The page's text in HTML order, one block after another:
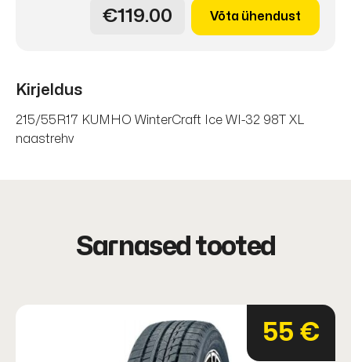
naastrehv
kogus
€119.00 Võta ühendust
Kirjeldus
215/55R17 KUMHO WinterCraft Ice WI-32 98T XL
naastrehv
Sarnased tooted
55 €